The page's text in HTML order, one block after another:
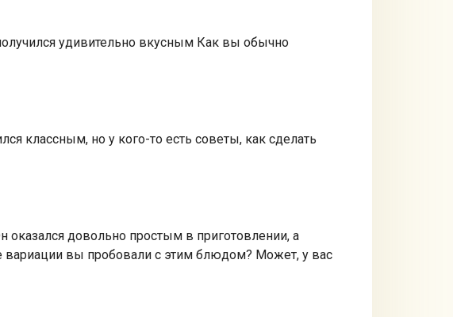
удивительно вкусным Как вы обычно
классным, но у кого-то есть советы, как сделать
довольно простым в приготовлении, а
вариации вы пробовали с этим блюдом? Может, у вас